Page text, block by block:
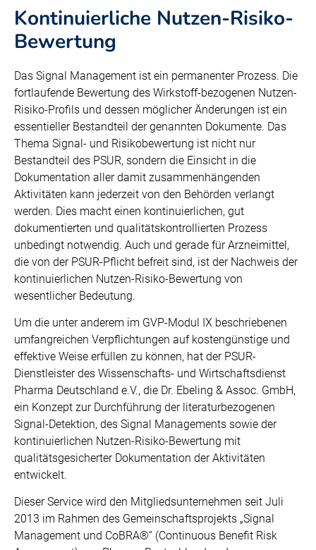
Kontinuierliche Nutzen-Risiko-
Bewertung
Das Signal Management ist ein permanenter Prozess. Die
fortlaufende Bewertung des Wirkstoff-bezogenen Nutzen-
Risiko-Profils und dessen möglicher Änderungen ist ein
essentieller Bestandteil der genannten Dokumente. Das
Thema Signal- und Risikobewertung ist nicht nur
Bestandteil des PSUR, sondern die Einsicht in die
Dokumentation aller damit zusammenhängenden
Aktivitäten kann jederzeit von den Behörden verlangt
werden. Dies macht einen kontinuierlichen, gut
dokumentierten und qualitätskontrollierten Prozess
unbedingt notwendig. Auch und gerade für Arzneimittel,
die von der PSUR-Pflicht befreit sind, ist der Nachweis der
kontinuierlichen Nutzen-Risiko-Bewertung von
wesentlicher Bedeutung.
Um die unter anderem im GVP-Modul IX beschriebenen
umfangreichen Verpflichtungen auf kostengünstige und
effektive Weise erfüllen zu können, hat der PSUR-
Dienstleister des Wissenschafts- und Wirtschaftsdienst
Pharma Deutschland e.V., die Dr. Ebeling & Assoc. GmbH,
ein Konzept zur Durchführung der literaturbezogenen
Signal-Detektion, des Signal Managements sowie der
kontinuierlichen Nutzen-Risiko-Bewertung mit
qualitätsgesicherter Dokumentation der Aktivitäten
entwickelt.
Dieser Service wird den Mitgliedsunternehmen seit Juli
2013 im Rahmen des Gemeinschaftsprojekts „Signal
Management und CoBRA®“ (Continuous Benefit Risk